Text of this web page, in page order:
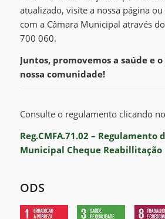
atualizado, visite a nossa página
com a Câmara Municipal através
700 060.
Juntos, promovemos a saúde e
nossa comunidade!
Consulte o regulamento clicando
Reg.CMFA.71.02 – Regulamento
Municipal Cheque Reabillitação
ODS